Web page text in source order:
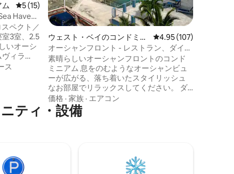
レビュー15件、5つ星中5つ星の平均評価
5 (15)
Haven
ペクト／
3室、2.5
いオーシ
ィラ
景色が
く歓迎
ク
ス
ウェスト・ベイのコンドミニ
アム
レビュー107件、5つ
4.95 (107)
オーシャンフロント - レストラン、ダイビ
ング、シュノーケリング
素晴らしいオーシャンフロントのコンド
ミニアム 息をのむようなオーシャンビュ
ーが広がる、落ち着いたスタイリッシュ
なお部屋でリラックスしてください。 ダ
イビングやシュノーケリングができる天
然の海の入り江のプールと、島で最高の
ハウスリーフのひとつがあります。サン
グショップ「Divetech」は敷地内にあ
り、便利です。海岸ダイビングとボート
価格 · 家族 · エアコン
ティ・設備